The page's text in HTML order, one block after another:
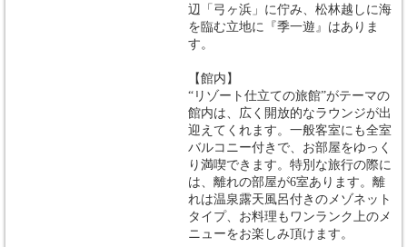
辺「弓ヶ浜」に佇み、松林越しに海
を臨む立地に『季一遊』はありま
す。
【館内】
“リゾート仕立ての旅館”がテーマの
館内は、広く開放的なラウンジが出
迎えてくれます。一般客室にも全室
バルコニー付きで、お部屋をゆっく
り満喫できます。特別な旅行の際に
は、離れの部屋が6室あります。離
れは温泉露天風呂付きのメゾネット
タイプ、お料理もワンランク上のメ
ニューをお楽しみ頂けます。